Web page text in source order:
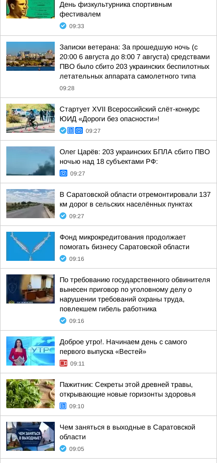
День физкультурника спортивным
фестивалем
09:33
Записки ветерана: За прошедшую ночь (с
20:00 6 августа до 8:00 7 августа) средствами
ПВО было сбито 203 украинских беспилотных
летательных аппарата самолетного типа
09:28
Стартует XVII Всероссийский слёт-конкурс
ЮИД «Дороги без опасности»!
09:27
Олег Царёв: 203 украинских БПЛА сбито ПВО
ночью над 18 субъектами РФ:
09:27
В Саратовской области отремонтировали 137
км дорог в сельских населённых пунктах
09:27
Фонд микрокредитования продолжает
помогать бизнесу Саратовской области
09:16
По требованию государственного обвинителя
вынесен приговор по уголовному делу о
нарушении требований охраны труда,
повлекшем гибель работника
09:16
Доброе утро!. Начинаем день с самого
первого выпуска «Вестей»
09:11
Пажитник: Секреты этой древней травы,
открывающие новые горизонты здоровья
09:10
Чем заняться в выходные в Саратовской
области
09:05